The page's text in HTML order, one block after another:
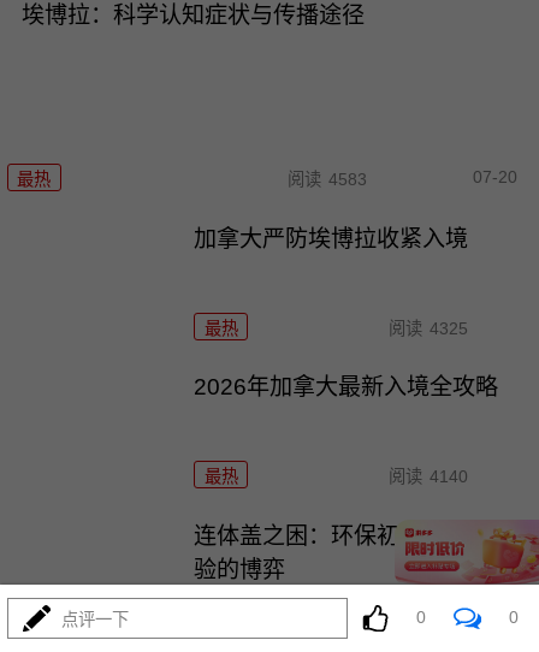
埃博拉：科学认知症状与传播途径
最热 阅读 4583 07-20
加拿大严防埃博拉收紧入境
最热 阅读 4325
2026年加拿大最新入境全攻略
最热 阅读 4140
连体盖之困：环保初衷与现实体
验的博弈
阅读 5139
点评一下 0 0